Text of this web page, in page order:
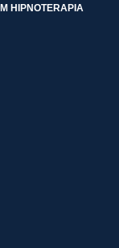
HIPNOTERAPIA